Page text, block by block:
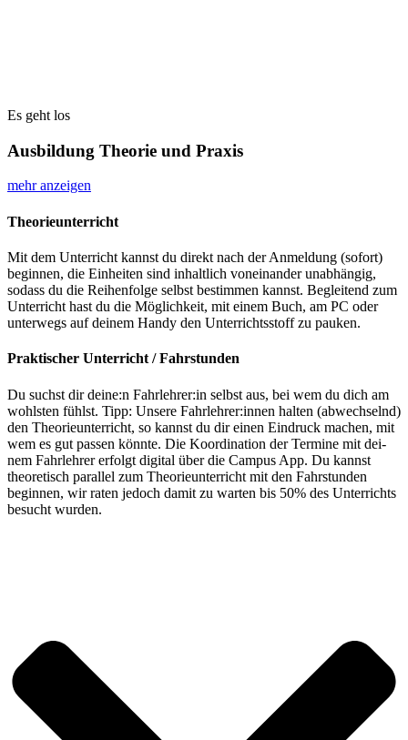
Es geht los
Ausbildung Theorie und Praxis
mehr anzeigen
Theorieunterricht
Mit dem Unter­richt kannst du direkt nach der Anmel­dung (sofort)
begin­nen, die Ein­hei­ten sind inhalt­lich von­ein­an­der unab­hän­gig,
sodass du die Rei­hen­fol­ge selbst bestim­men kannst. Beglei­tend zum
Unter­richt hast du die Mög­lich­keit, mit einem Buch, am PC oder
unter­wegs auf dei­nem Han­dy den Unter­richts­stoff zu pauken.
Praktischer Unterricht / Fahrstunden
Du suchst dir deine:n Fahrlehrer:in selbst aus, bei wem du dich am
wohls­ten fühlst. Tipp: Unse­re Fahrlehrer:innen hal­ten (abwech­selnd)
den Theo­rie­un­ter­richt, so kannst du dir einen Ein­druck machen, mit
wem es gut pas­sen könn­te. Die Koor­di­na­ti­on der Ter­mi­ne mit dei­
nem Fahr­leh­rer erfolgt digi­tal über die Cam­pus App. Du kannst
theo­re­tisch par­al­lel zum Theo­rie­un­ter­richt mit den Fahr­stun­den
begin­nen, wir raten jedoch damit zu war­ten bis 50% des Unter­richts
besucht wurden.